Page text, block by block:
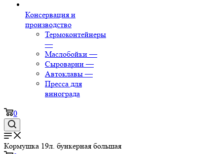
Консервация и
производство
Термоконтейнеры
—
Маслобойки —
Сыроварни —
Автоклавы —
Пресса для
винограда
0
Кормушка 19л. бункерная большая